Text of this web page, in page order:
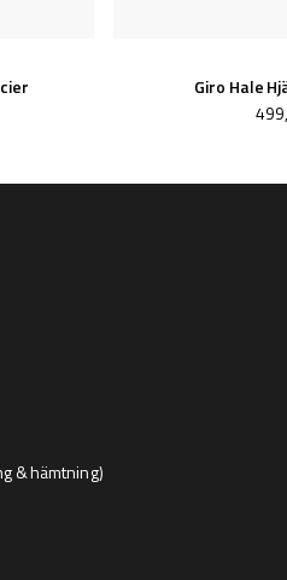
Giro Hale
& hämtning)